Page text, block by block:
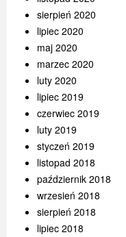
sierpień 2020
lipiec 2020
maj 2020
marzec 2020
luty 2020
lipiec 2019
czerwiec 2019
luty 2019
styczeń 2019
listopad 2018
październik 2018
wrzesień 2018
sierpień 2018
lipiec 2018